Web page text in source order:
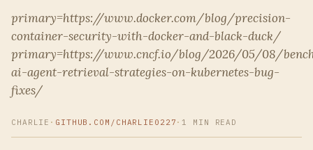
primary=https://www.docker.com/blog/precision-
container-security-with-docker-and-black-duck/
primary=https://www.cncf.io/blog/2026/05/08/
ai-agent-retrieval-strategies-on-kubernetes-bug-
fixes/
CHARLIE · GITHUB.COM/CHARLIE0227 · 1 MIN READ